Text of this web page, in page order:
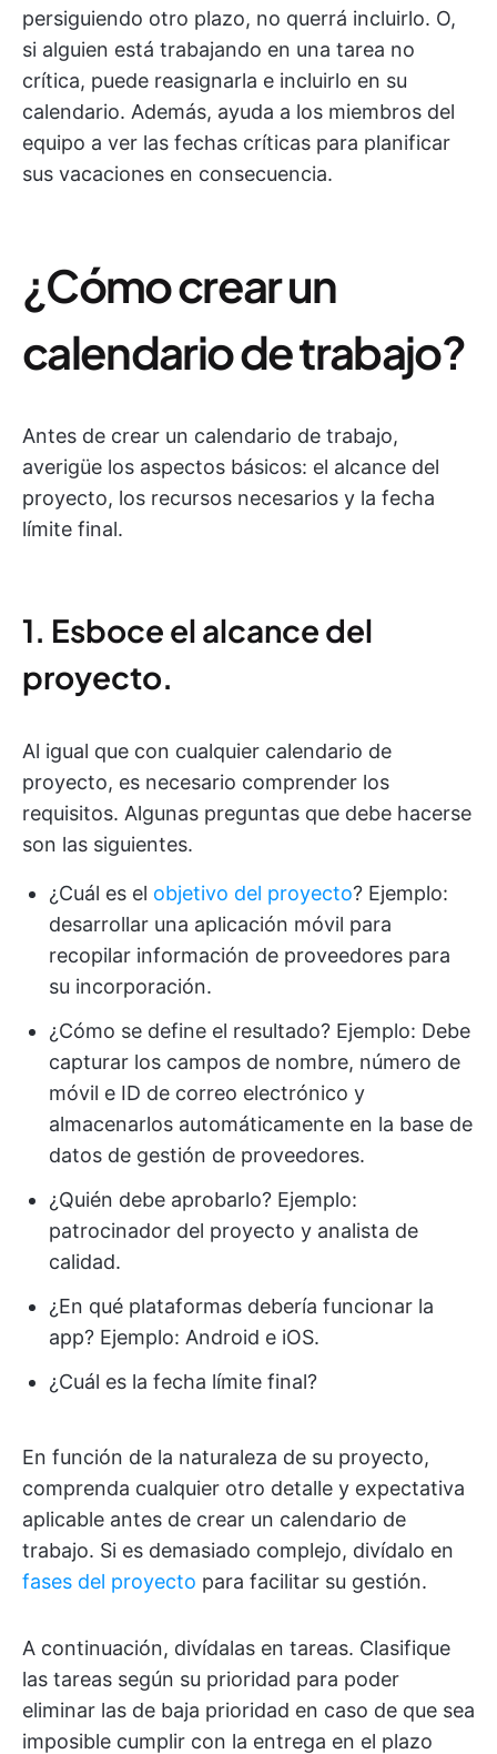
persiguiendo otro plazo, no querrá incluirlo. O,
si alguien está trabajando en una tarea no
crítica, puede reasignarla e incluirlo en su
calendario. Además, ayuda a los miembros del
equipo a ver las fechas críticas para planificar
sus vacaciones en consecuencia.
¿Cómo crear un
calendario de trabajo?
Antes de crear un calendario de trabajo,
averigüe los aspectos básicos: el alcance del
proyecto, los recursos necesarios y la fecha
límite final.
1. Esboce el alcance del
proyecto.
Al igual que con cualquier calendario de
proyecto, es necesario comprender los
requisitos. Algunas preguntas que debe hacerse
son las siguientes.
¿Cuál es el objetivo del proyecto? Ejemplo:
desarrollar una aplicación móvil para
recopilar información de proveedores para
su incorporación.
¿Cómo se define el resultado? Ejemplo: Debe
capturar los campos de nombre, número de
móvil e ID de correo electrónico y
almacenarlos automáticamente en la base de
datos de gestión de proveedores.
¿Quién debe aprobarlo? Ejemplo:
patrocinador del proyecto y analista de
calidad.
¿En qué plataformas debería funcionar la
app? Ejemplo: Android e iOS.
¿Cuál es la fecha límite final?
En función de la naturaleza de su proyecto,
comprenda cualquier otro detalle y expectativa
aplicable antes de crear un calendario de
trabajo. Si es demasiado complejo, divídalo en
fases del proyecto para facilitar su gestión.
A continuación, divídalas en tareas. Clasifique
las tareas según su prioridad para poder
eliminar las de baja prioridad en caso de que sea
imposible cumplir con la entrega en el plazo